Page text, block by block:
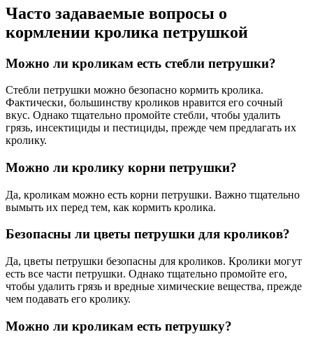
Часто задаваемые вопросы о
кормлении кролика петрушкой
Можно ли кроликам есть стебли петрушки?
Стебли петрушки можно безопасно кормить кролика.
Фактически, большинству кроликов нравится его сочный
вкус. Однако тщательно промойте стебли, чтобы удалить
грязь, инсектициды и пестициды, прежде чем предлагать их
кролику.
Можно ли кролику корни петрушки?
Да, кроликам можно есть корни петрушки. Важно тщательно
вымыть их перед тем, как кормить кролика.
Безопасны ли цветы петрушки для кроликов?
Да, цветы петрушки безопасны для кроликов. Кролики могут
есть все части петрушки. Однако тщательно промойте его,
чтобы удалить грязь и вредные химические вещества, прежде
чем подавать его кролику.
Можно ли кроликам есть петрушку?